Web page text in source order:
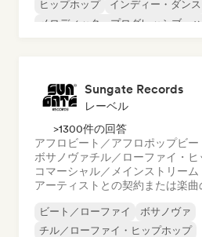
ヒップホップ
インディー・ダンス
メロディック・プログレッシブ・
Sungate Records
レーベル
>1300件の回答
アフロビート／アフロポップビー
ボサノヴァチル／ローファイ・
コマーシャル／メインストリーム
アーティストとの契約または楽曲
ビート／ローファイ
ボサノヴァ
チル／ローファイ・ヒップホップ